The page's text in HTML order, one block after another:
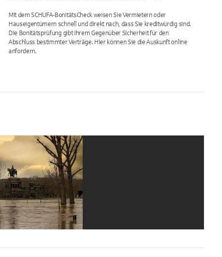
Mit dem SCHUFA-BonitätsCheck weisen Sie Vermietern oder
Hauseigentümern schnell und direkt nach, dass Sie kreditwürdig sind.
Die Bonitätsprüfung gibt Ihrem Gegenüber Sicherheit für den
Abschluss bestimmter Verträge. Hier können Sie die Auskunft online
anfordern.